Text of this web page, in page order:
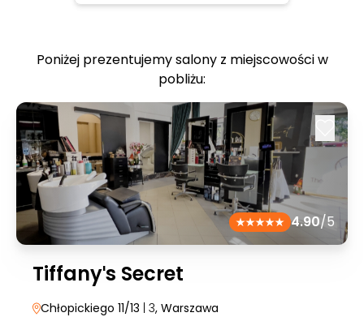
Poniżej prezentujemy salony z miejscowości w
pobliżu:
4.90/5
Tiffanyˈs Secret
Chłopickiego 11/13 | 3, Warszawa